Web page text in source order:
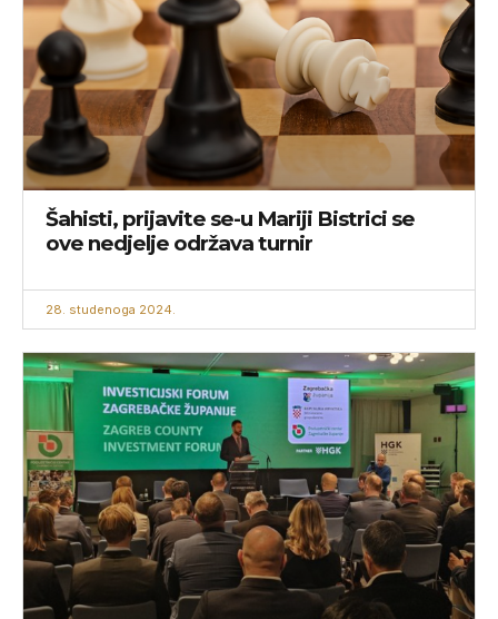
Šahisti, prijavite se-u Mariji Bistrici se
ove nedjelje održava turnir
28. studenoga 2024.